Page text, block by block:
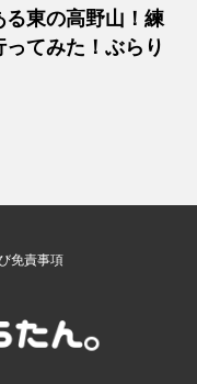
東の高野山！練
てみた！ぶらり
免責事項